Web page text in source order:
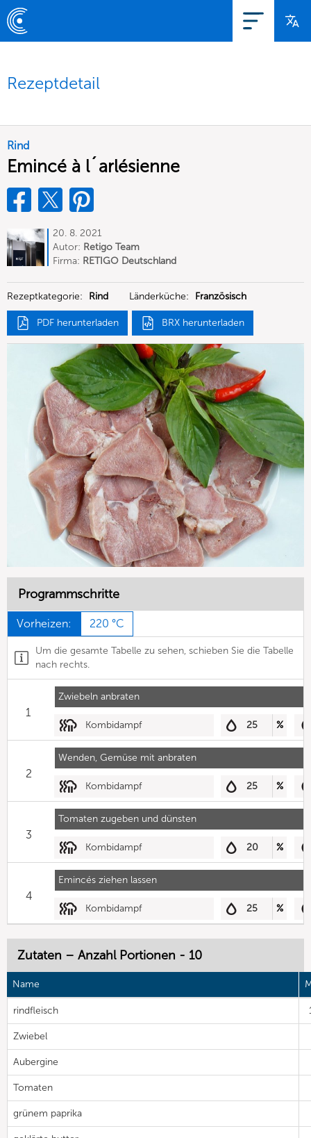
Rezeptdetail
Rind
Emincé à l´arlésienne
20. 8. 2021
Autor: Retigo Team
Deutschland
Firma: RETIGO Deutschland
Rezeptkategorie:
Rind Länderküche: Französisch
PDF herunterladen BRX herunterladen
Programmschritte
Vorheizen: 220 °C
Um die gesamte Tabelle zu sehen, schieben Sie die Tabelle
nach rechts.
Zwiebeln anbraten
1
Kombidampf 25 %
Wenden, Gemüse mit anbraten
2
Kombidampf 25 %
Tomaten zugeben und dünsten
3
Kombidampf 20 %
Emincés ziehen lassen
4
Kombidampf 25 %
Zutaten – Anzahl Portionen - 10
Name
rindfleisch
Zwiebel
Aubergine
Tomaten
grünem paprika